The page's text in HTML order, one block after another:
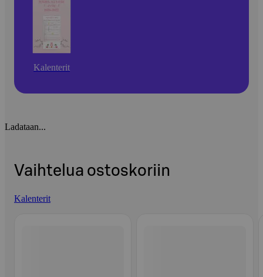
Kalenterit
Ladataan...
Vaihtelua ostoskoriin
Kalenterit